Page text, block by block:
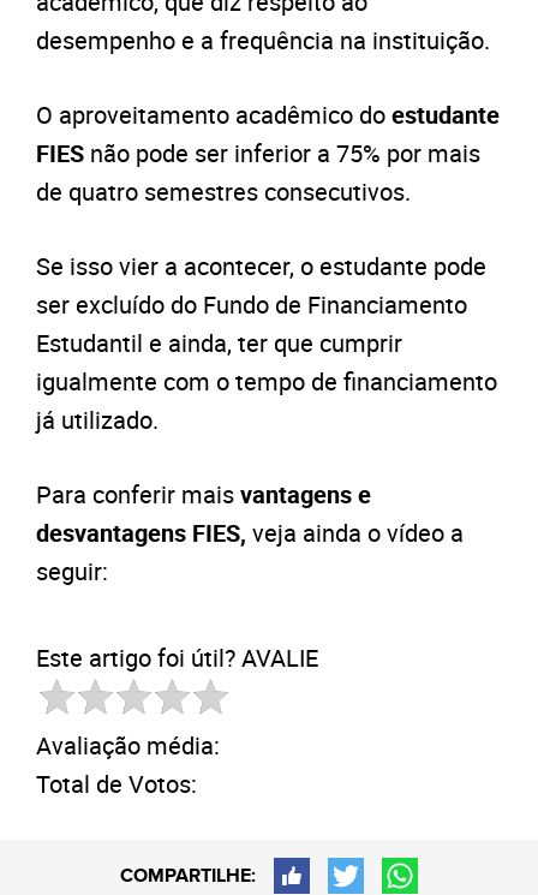
desempenho e a frequência na instituição.
O aproveitamento acadêmico doestudante
FIES não pode ser inferior a 75% por mais
de quatro semestres consecutivos.
Se isso vier a acontecer, o estudante pode
ser excluído do Fundo de Financiamento
Estudantil e ainda, ter que cumprir
igualmente com o tempo de financiamento
já utilizado.
Para conferir maisvantagens e
desvantagens FIES, veja ainda o vídeo a
seguir:
Este artigo foi útil? AVALIE
Avaliação média:
Total de Votos:
COMPARTILHE: